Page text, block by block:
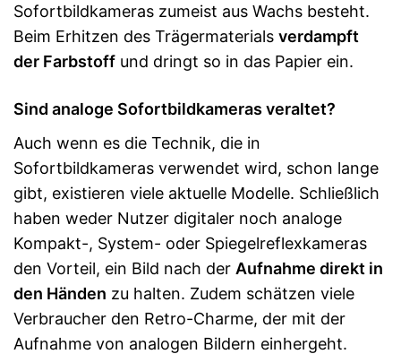
Sofortbildkameras zumeist aus Wachs besteht.
Beim Erhitzen des Trägermaterials verdampft
der Farbstoff und dringt so in das Papier ein.
Sind analoge Sofortbildkameras veraltet?
Auch wenn es die Technik, die in
Sofortbildkameras verwendet wird, schon lange
gibt, existieren viele aktuelle Modelle. Schließlich
haben weder Nutzer digitaler noch analoge
Kompakt-, System- oder Spiegelreflexkameras
den Vorteil, ein Bild nach der Aufnahme direkt in
den Händen zu halten. Zudem schätzen viele
Verbraucher den Retro-Charme, der mit der
Aufnahme von analogen Bildern einhergeht.